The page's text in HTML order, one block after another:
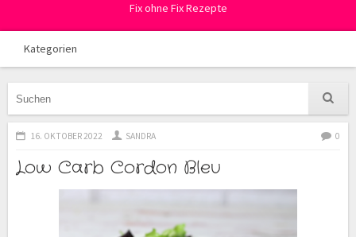
Fix ohne Fix Rezepte
Kategorien
16. OKTOBER 2022 SANDRA 0
Low Carb Cordon Bleu